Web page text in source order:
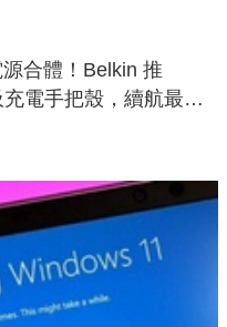
合體！Belkin 推
電手把殼，續航最高